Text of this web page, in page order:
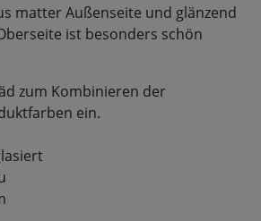
matter Außenseite und glänzend
ist besonders schön
zum Kombinieren der
ein.